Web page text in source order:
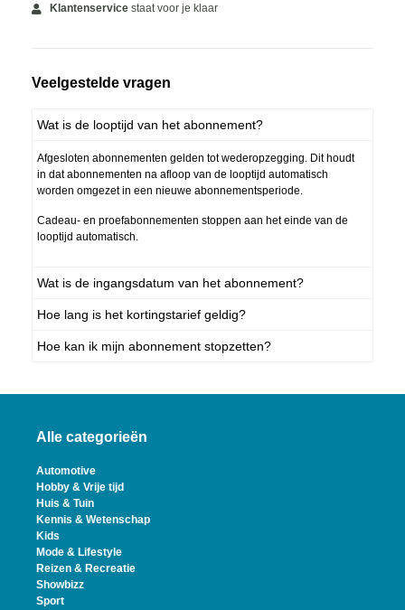
Klantenservice staat voor je klaar
Veelgestelde vragen
Wat is de looptijd van het abonnement?
Afgesloten abonnementen gelden tot wederopzegging. Dit houdt
in dat abonnementen na afloop van de looptijd automatisch
worden omgezet in een nieuwe abonnementsperiode.
Cadeau- en proefabonnementen stoppen aan het einde van de
looptijd automatisch.
Wat is de ingangsdatum van het abonnement?
Hoe lang is het kortingstarief geldig?
Hoe kan ik mijn abonnement stopzetten?
Alle categorieën
Automotive
Hobby & Vrije tijd
Huis & Tuin
Kennis & Wetenschap
Kids
Mode & Lifestyle
Reizen & Recreatie
Showbizz
Sport